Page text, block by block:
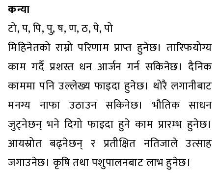
कन्या
टो, प, पि, पु, ष, ण, ठ, पे, पो
मिहिनेतको राम्रो परिणाम प्राप्त हुनेछ। तारिफयोग्य
काम गर्दै प्रशस्त धन आर्जन गर्न सकिनेछ। दैनिक
काममा पनि उल्लेख्य फाइदा हुनेछ। थोरै लगानीबाट
मनग्य नाफा उठाउन सकिनेछ। भौतिक साधन
जुट्नेछन् भने दिगो फाइदा हुने काम प्रारम्भ हुनेछ।
आयस्रोत बढ्नेछन् र प्रतीक्षित नतिजाले उत्साह
जगाउनेछ। कृषि तथा पशुपालनबाट लाभ हुनेछ।